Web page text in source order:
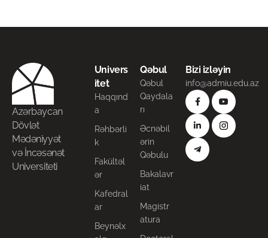
Azərbaycan
Dövlət
Mədəniyyət
və İncəsənət
Universiteti
Univers
itet
Haqqınd
a
Rəhbərli
k
Fakültəl
ər
Kafedral
ar
Beynəlx
Qəbul
Qəbul
Qaydala
rı
Əcnəbil
ərin
Qəbulu
Bakalavr
iat
Magistr
atura
Bizi izləyin
info@admiu.edu.az